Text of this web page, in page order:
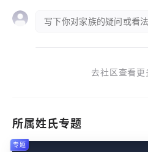
写下你对家族的疑问或看
去社区查看更
所属姓氏专题
专题